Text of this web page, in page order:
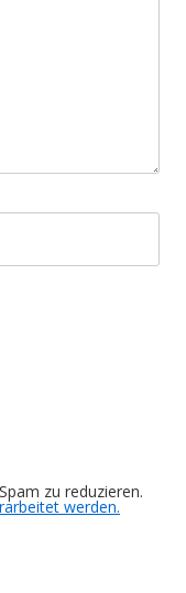
zu reduzieren.
werden.